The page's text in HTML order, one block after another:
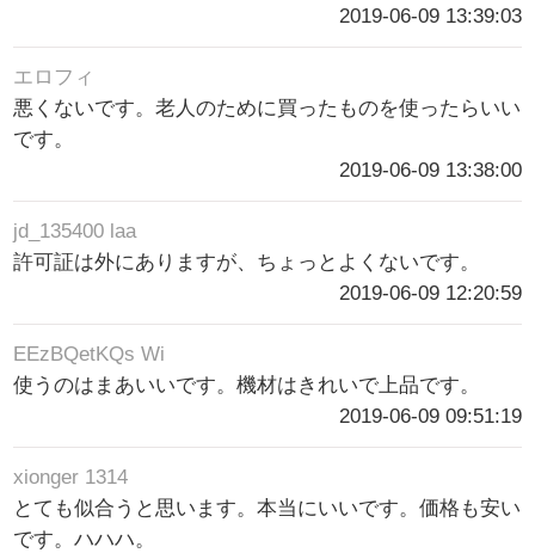
2019-06-09 13:39:03
エロフィ
悪くないです。老人のために買ったものを使ったらいい
です。
2019-06-09 13:38:00
jd_135400 laa
許可証は外にありますが、ちょっとよくないです。
2019-06-09 12:20:59
EEzBQetKQs Wi
使うのはまあいいです。機材はきれいで上品です。
2019-06-09 09:51:19
xionger 1314
とても似合うと思います。本当にいいです。価格も安い
です。ハハハ。